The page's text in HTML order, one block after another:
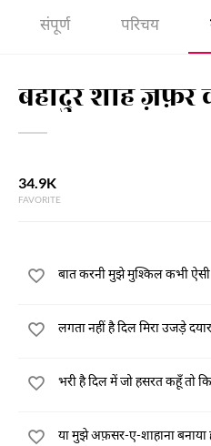
संपूर्ण परिचय
बहादुर शाह
34.9K
FAVORITE
बात करनी मुझे मुश्किल कभी ऐसी
लगता नहीं है दिल मिरा उजड़े
भरी है दिल में जो हसरत कहूँ तो
या मुझे अफ़सर-ए-शाहाना बनाया